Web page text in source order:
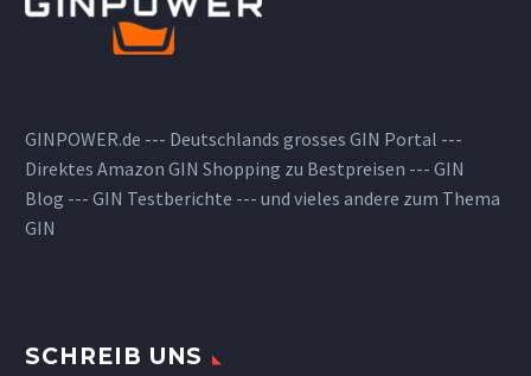
GINPOWER.de --- Deutschlands grosses GIN Portal ---
Direktes Amazon GIN Shopping zu Bestpreisen --- GIN
Blog --- GIN Testberichte --- und vieles andere zum Thema
GIN
SCHREIB UNS